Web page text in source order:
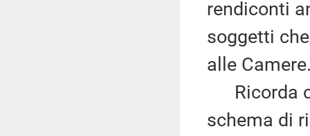
rendiconti
soggetti
alle
Ricorda
schema di